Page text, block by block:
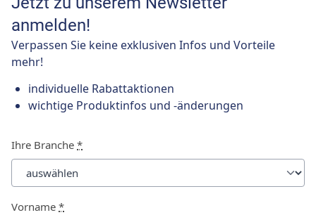
anmelden!
Verpassen Sie keine exklusiven Infos und Vorteile
mehr!
individuelle Rabattaktionen
wichtige Produktinfos und -änderungen
Ihre Branche *
Vorname *